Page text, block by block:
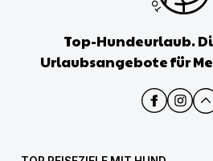
Top-Hundeurlaub.
Urlaubsangebote für